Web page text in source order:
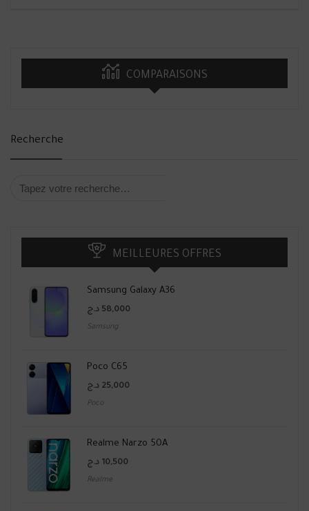
COMPARAISONS
Recherche
MEILLEURES OFFRES
Samsung Galaxy A36
58,000 د.ج
Samsung
Poco C65
25,000 د.ج
Poco
Realme Narzo 50A
10,500 د.ج
Realme